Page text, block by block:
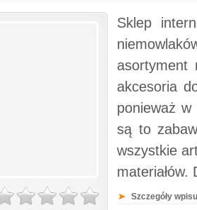
Sklep
asortyment
akcesoria
ponieważ
są to
wszystkie
materiałów.
Szczegóły